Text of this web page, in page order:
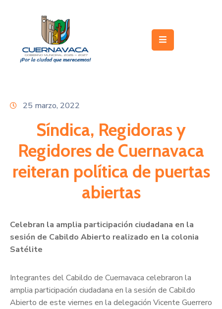
Gobierno
Trámites
Servicios
Licitaciones
Transparencia
Citas
25 marzo, 2022
Síndica, Regidoras y
Regidores de Cuernavaca
reiteran política de puertas
abiertas
Celebran la amplia participación ciudadana en la
sesión de Cabildo Abierto realizado en la colonia
Satélite
Integrantes del Cabildo de Cuernavaca celebraron la
amplia participación ciudadana en la sesión de Cabildo
Abierto de este viernes en la delegación Vicente Guerrero